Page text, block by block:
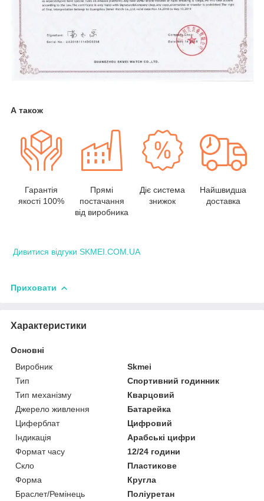
А також
Гарантія
якості 100%
Прямі
постачання
від виробника
Діє система
знижок
Найшвидша
доставка
Дивитися відгуки SKMEI.COM.UA
Приховати
Характеристики
Основні
Виробник
Skmei
Тип
Спортивний годинник
Тип механізму
Кварцовий
Джерело живлення
Батарейка
Циферблат
Цифровий
Індикація
Арабські цифри
Формат часу
12/24 години
Скло
Пластикове
Форма
Кругла
Браслет/Ремінець
Поліуретан